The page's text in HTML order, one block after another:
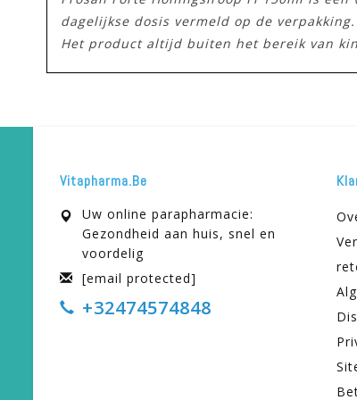
dagelijkse dosis vermeld op de
Het product altijd buiten het bereik van
Vitapharma.be
Uw online parapharmacie:
Gezondheid aan huis, snel en
voordelig
[email protected]
+32474574848